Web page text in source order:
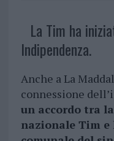
La Tim ha
Indipendenza.
Anche a La
connessione
un accordo tra
nazionale Tim